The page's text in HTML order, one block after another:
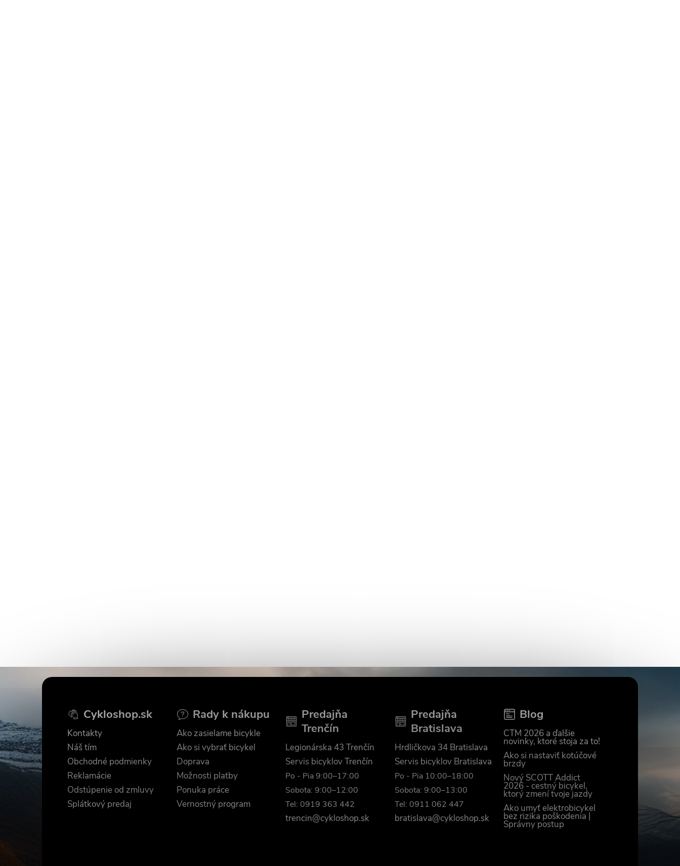
á
p
ä
Cykloshop.sk
Kontakty
Náš tím
Obchodné podmienky
Reklamácie
Odstúpenie od zmluvy
Splátkový predaj
Rady k nákupu
Ako zasielame bicykle
Ako si vybrať bicykel
Doprava
Možnosti platby
Ponuka práce
Vernostný program
Predajňa
Trenčín
Legionárska 43 Trenčín
Servis bicyklov Trenčín
Po - Pia 9:00–17:00
Sobota: 9:00–12:00
Tel: 0919 363 442
trencin@cykloshop.sk
Predajňa
Bratislava
Hrdličkova 34 Bratislava
Servis bicyklov Bratislava
Po - Pia 10:00–18:00
Sobota: 9:00–13:00
Tel: 0911 062 447
bratislava@cykloshop.sk
Blog
CTM 2026 a ďalšie
novinky, ktoré stoja za to!
Ako si nastaviť kotúčové
brzdy
Nový SCOTT Addict
2026 - cestný bicykel,
ktorý zmení tvoje jazdy
Ako umyť elektrobicykel
bez rizika poškodenia |
Správny postup